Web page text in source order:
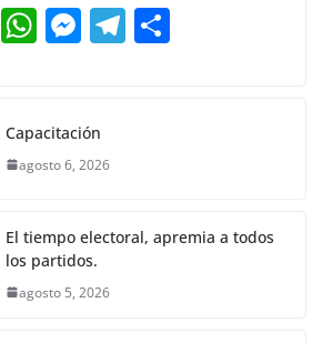
p g m
E W
s
A
p
M
e
n
er
T
Capacitación
agosto 6, 2026
El tiempo electoral, apremia a todos
los partidos.
agosto 5, 2026